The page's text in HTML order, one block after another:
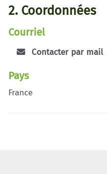
2. Coordonnées
Courriel
Contacter par mail
Pays
France